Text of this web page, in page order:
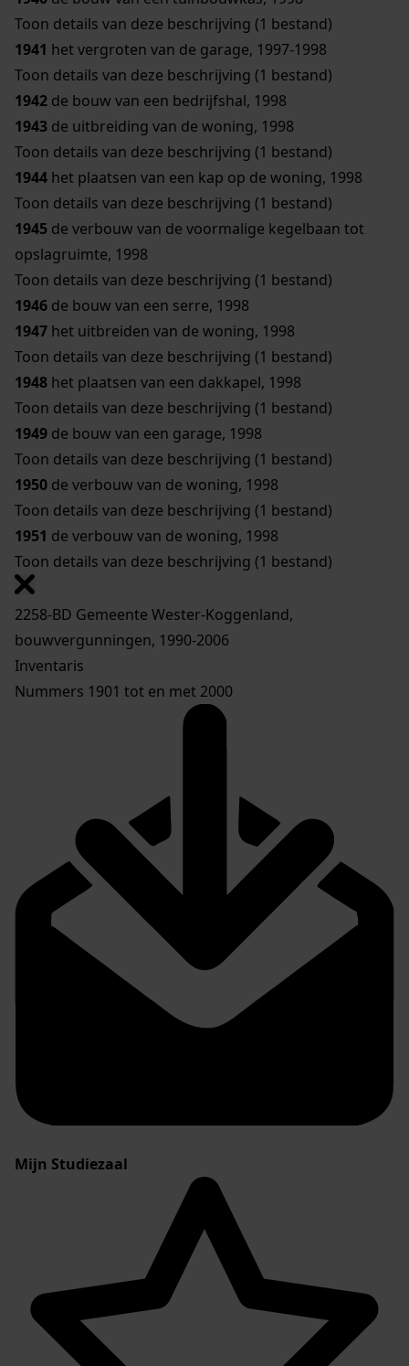
Toon details van deze beschrijving (1 bestand)
1941 het vergroten van de garage, 1997-1998
Toon details van deze beschrijving (1 bestand)
1942 de bouw van een bedrijfshal, 1998
1943 de uitbreiding van de woning, 1998
Toon details van deze beschrijving (1 bestand)
1944 het plaatsen van een kap op de woning, 1998
Toon details van deze beschrijving (1 bestand)
1945 de verbouw van de voormalige kegelbaan tot
opslagruimte, 1998
Toon details van deze beschrijving (1 bestand)
1946 de bouw van een serre, 1998
1947 het uitbreiden van de woning, 1998
Toon details van deze beschrijving (1 bestand)
1948 het plaatsen van een dakkapel, 1998
Toon details van deze beschrijving (1 bestand)
1949 de bouw van een garage, 1998
Toon details van deze beschrijving (1 bestand)
1950 de verbouw van de woning, 1998
Toon details van deze beschrijving (1 bestand)
1951 de verbouw van de woning, 1998
Toon details van deze beschrijving (1 bestand)
2258-BD Gemeente Wester-Koggenland,
bouwvergunningen, 1990-2006
Inventaris
Nummers 1901 tot en met 2000
Mijn Studiezaal